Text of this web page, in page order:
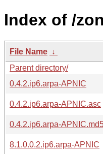
Index of /
File Name ↓
Parent directory/
0.4.2.ip6.arpa-APNIC
0.4.2.ip6.arpa-APNIC.asc
0.4.2.ip6.arpa-
8.1.0.0.2.ip6.arpa-APNIC